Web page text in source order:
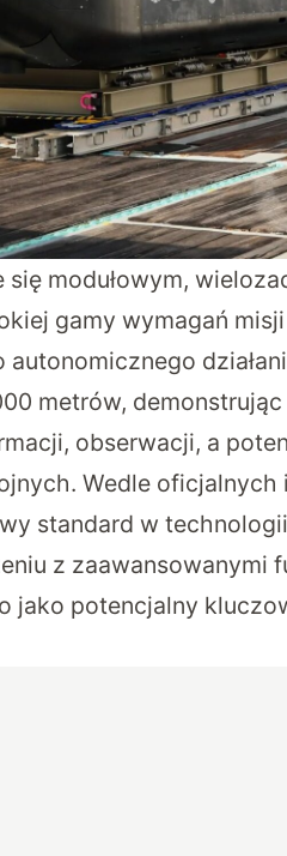
modułowym,
gamy wymagań misji
autonomicznego
metrów,
obserwacji, a
Wedle oficjalnych
standard w
z zaawansowanymi
potencjalny